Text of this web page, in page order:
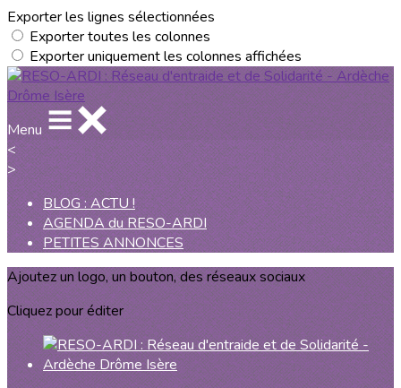
Exporter les lignes sélectionnées
Exporter toutes les colonnes
Exporter uniquement les colonnes affichées
Menu
<
>
BLOG : ACTU !
AGENDA du RESO-ARDI
PETITES ANNONCES
Ajoutez un logo, un bouton, des réseaux sociaux
Cliquez pour éditer